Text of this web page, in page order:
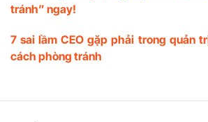
tránh” ngay!
7 sai lầm CEO gặp phải trong quản
cách phòng tránh